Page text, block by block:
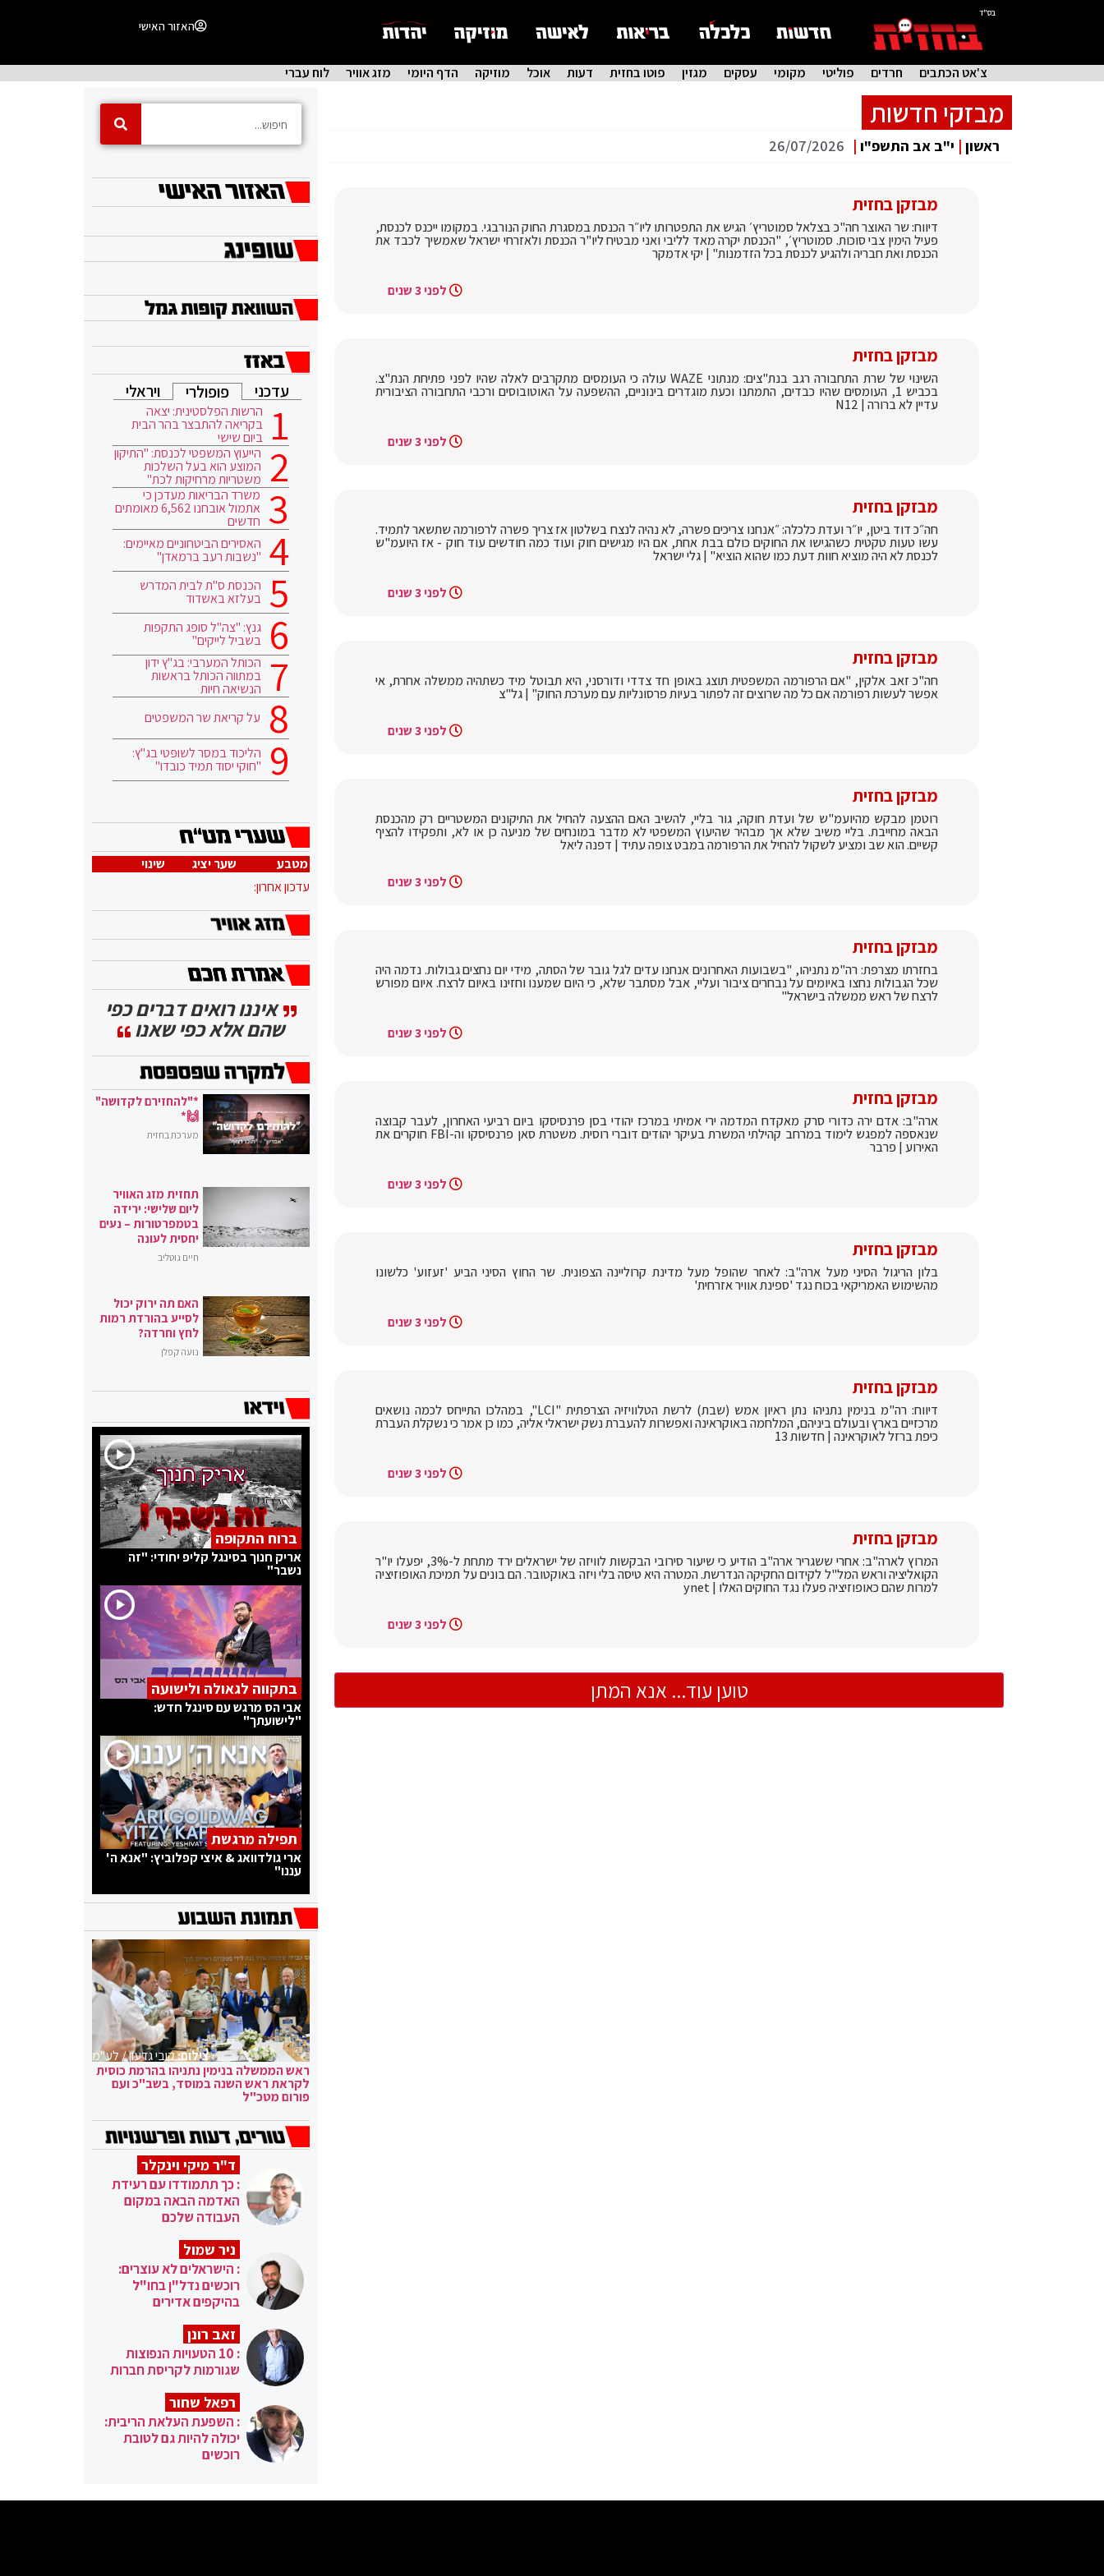
בס"ד
האזור האישי
צ'אט הכתבים חרדים פוליטי מקומי עסקים מגזין פוטו בחזית דעות אוכל מוזיקה הדף היומי מזג אוויר לוח עברי
מבזקי חדשות
ראשון | י"ב אב התשפ"ו |
26/07/2026
מבזקן בחזית
דיווח: שר האוצר חה"כ בצלאל סמוטריץ׳ הגיש את התפטרותו ליו״ר הכנסת במסגרת החוק הנורבגי. במקומו ייכנס לכנסת,
פעיל הימין צבי סוכות. סמוטריץ׳, "הכנסת יקרה מאד לליבי ואני מבטיח ליו"ר הכנסת ולאזרחי ישראל שאמשיך לכבד את
הכנסת ואת חבריה ולהגיע לכנסת בכל הזדמנות" | יקי אדמקר
לפני 3 שנים
מבזקן בחזית
השינוי של שרת התחבורה רגב בנת"צים: מנתוני WAZE עולה כי העומסים מתקרבים לאלה שהיו לפני פתיחת הנת"צ.
בכביש 1, העומסים שהיו כבדים, התמתנו וכעת מוגדרים בינוניים, ההשפעה על האוטובוסים ורכבי התחבורה הציבורית
עדיין לא ברורה | N12
לפני 3 שנים
מבזקן בחזית
חה״כ דוד ביטן, יו״ר ועדת כלכלה: ״אנחנו צריכים פשרה, לא נהיה לנצח בשלטון אז צריך פשרה לרפורמה שתשאר לתמיד.
עשו טעות טקטית כשהגישו את החוקים כולם בבת אחת, אם היו מגישים חוק ועוד כמה חודשים עוד חוק - אז היועמ"ש
לכנסת לא היה מוציא חוות דעת כמו שהוא הוציא" | גלי ישראל
לפני 3 שנים
מבזקן בחזית
חה"כ זאב אלקין, "אם הרפורמה המשפטית תוצג באופן חד צדדי ודורסני, היא תבוטל מיד כשתהיה ממשלה אחרת, אי
אפשר לעשות רפורמה אם כל מה שרוצים זה לפתור בעיות פרסונליות עם מערכת החוק" | גל"צ
לפני 3 שנים
מבזקן בחזית
רוטמן מבקש מהיועמ"ש של ועדת חוקה, גור בליי, להשיב האם ההצעה להחיל את התיקונים המשטריים רק מהכנסת
הבאה מחייבת. בליי משיב שלא אך מבהיר שהיעוץ המשפטי לא מדבר במונחים של מניעה כן או לא, ותפקידו להציף
קשיים. הוא שב ומציע לשקול להחיל את הרפורמה במבט צופה עתיד | דפנה ליאל
לפני 3 שנים
מבזקן בחזית
בחזרתו מצרפת: רה"מ נתניהו, "בשבועות האחרונים אנחנו עדים לגל גובר של הסתה, מידי יום נחצים גבולות. נדמה היה
שכל הגבולות נחצו באיומים על נבחרים ציבור ועליי, אבל מסתבר שלא, כי היום שמענו וחזינו באיום לרצח. איום מפורש
לרצח של ראש ממשלה בישראל"
לפני 3 שנים
מבזקן בחזית
ארה"ב: אדם ירה כדורי סרק מאקדח המדמה ירי אמיתי במרכז יהודי בסן פרנסיסקו ביום רביעי האחרון, לעבר קבוצה
שנאספה למפגש לימוד במרחב קהילתי המשרת בעיקר יהודים דוברי רוסית. משטרת סאן פרנסיסקו וה-FBI חוקרים את
האירוע | פרבר
לפני 3 שנים
מבזקן בחזית
בלון הריגול הסיני מעל ארה"ב: לאחר שהופל מעל מדינת קרוליינה הצפונית. שר החוץ הסיני הביע 'זעזוע' כלשונו
מהשימוש האמריקאי בכוח נגד 'ספינת אוויר אזרחית'
לפני 3 שנים
מבזקן בחזית
דיווח: רה"מ בנימין נתניהו נתן ראיון אמש (שבת) לרשת הטלוויזיה הצרפתית "LCI", במהלכו התייחס לכמה נושאים
מרכזיים בארץ ובעולם ביניהם, המלחמה באוקראינה ואפשרות להעברת נשק ישראלי אליה, כמו כן אמר כי נשקלת העברת
כיפת ברזל לאוקראינה | חדשות 13
לפני 3 שנים
מבזקן בחזית
המרוץ לארה"ב: אחרי ששגריר ארה"ב הודיע כי שיעור סירובי הבקשות לוויזה של ישראלים ירד מתחת ל-3%, יפעלו יו"ר
הקואליציה וראש המל"ל לקידום החקיקה הנדרשת. המטרה היא טיסה בלי ויזה באוקטובר. הם בונים על תמיכת האופוזיציה
למרות שהם כאופוזיציה פעלו נגד החוקים האלו | ynet
לפני 3 שנים
טוען עוד... אנא המתן
עדכני פופולרי ויראלי
הרשות הפלסטינית: יצאה
בקריאה להתבצר בהר הבית
ביום שישי
הייעוץ המשפטי לכנסת: "התיקון
המוצע הוא בעל השלכות
משטריות מרחיקות לכת"
משרד הבריאות מעדכן כי
אתמול אובחנו 6,562 מאומתים
חדשים
האסירים הביטחוניים מאיימים:
"נשבות רעב ברמאדן"
הכנסת ס"ת לבית המדרש
בעלזא באשדוד
גנץ: "צה"ל סופג התקפות
בשביל לייקים"
הכותל המערבי: בג"ץ ידון
במתווה הכותל בראשות
הנשיאה חיות
על קריאת שר המשפטים
הליכוד במסר לשופטי בג"ץ:
"חוקי יסוד תמיד כובדו"
מטבע שער יציג
שינוי
עדכון אחרון:
איננו רואים דברים כפי
שהם אלא כפי שאנו
*"להחזירם לקדושה"
🙌*
מערכת בחזית
תחזית מזג האוויר
ליום שלישי: ירידה
בטמפרטורות – נעים
יחסית לעונה
חיים גוטליב
האם תה ירוק יכול
לסייע בהורדת רמות
לחץ וחרדה?
נועה קפלן
ברוח התקופה
אריק חנוך בסינגל קליפ יחודי: "זה
נשבר"
בתקווה לגאולה ולישועה
אבי הס מרגש עם סינגל חדש:
"לישועתך"
תפילה מרגשת
ארי גולדוואג & איצי קפלוביץ: "אנא ה'
עננו"
צילום:קובי גדעון / לע"מ
ראש הממשלה בנימין נתניהו בהרמת כוסית
לקראת ראש השנה במוסד, בשב"כ ועם
פורום מטכ"ל
ד"ר מיקי וינקלר
: כך תתמודדו עם רעידת
האדמה הבאה במקום
העבודה שלכם
ניר שמול
: הישראלים לא עוצרים:
רוכשים נדל"ן בחו"ל
בהיקפים אדירים
זאב רונן
: 10 הטעויות הנפוצות
שגורמות לקריסת חברות
רפאל שחור
: השפעת העלאת הריבית:
יכולה להיות גם לטובת
רוכשים